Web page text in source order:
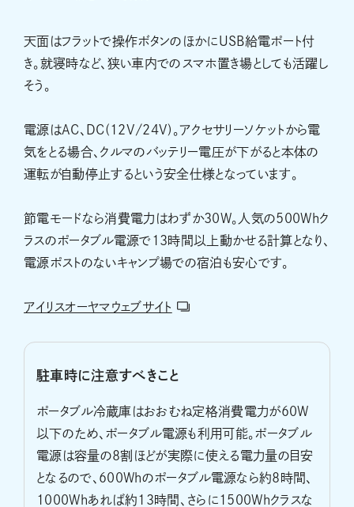
天面はフラットで操作ボタンのほかにUSB給電ポート付
き。就寝時など、狭い車内でのスマホ置き場としても活躍し
そう。
電源はAC、DC(12V/24V)。アクセサリーソケットから電
気をとる場合、クルマのバッテリー電圧が下がると本体の
運転が自動停止するという安全仕様となっています。
節電モードなら消費電力はわずか30W。人気の500Whク
ラスのポータブル電源で13時間以上動かせる計算となり、
電源ポストのないキャンプ場での宿泊も安心です。
アイリスオーヤマウェブサイト
駐車時に注意すべきこと
ポータブル冷蔵庫はおおむね定格消費電力が60W
以下のため、ポータブル電源も利用可能。ポータブル
電源は容量の8割ほどが実際に使える電力量の目安
となるので、600Whのポータブル電源なら約8時間、
1000Whあれば約13時間、さらに1500Whクラスな